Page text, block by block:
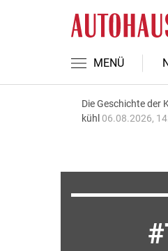
MENÜ
Die Geschichte der
kühl 06.08.2026,